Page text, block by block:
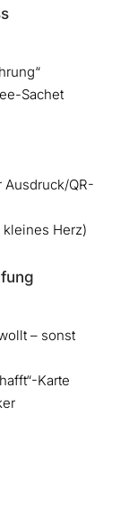
Sachet
QR-
Herz)
– sonst
Karte